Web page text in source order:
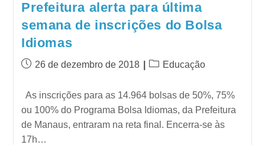
Prefeitura alerta para última
semana de inscrições do Bolsa
Idiomas
26 de dezembro de 2018 Educação
As inscrições para as 14.964 bolsas de 50%, 75%
ou 100% do Programa Bolsa Idiomas, da Prefeitura
de Manaus, entraram na reta final. Encerra-se às
17h…